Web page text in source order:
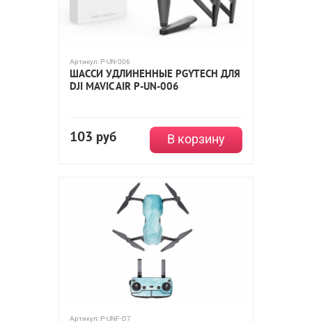
Артикул: P-UN-006
ШАССИ УДЛИНЕННЫЕ PGYTECH ДЛЯ
DJI MAVIC AIR P-UN-006
103 руб В корзину
Артикул: P-UNF-D7